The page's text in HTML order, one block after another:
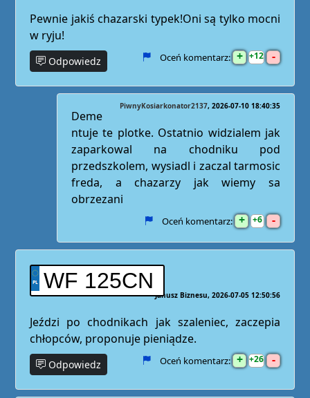
Pewnie jakiś chazarski typek!Oni są tylko mocni
w ryju!
Odpowiedz Oceń komentarz: + 12 -
PiwnyKosiarkonator2137 2026-07-10 18:40:35
Deme
ntuje te plotke. Ostatnio widzialem jak
zaparkowal na chodniku pod
przedszkolem, wysiadl i zaczal tarmosic
freda, a chazarzy jak wiemy sa
obrzezani
Oceń komentarz: + 6 -
WF 125CN
Janusz Biznesu 2026-07-05 12:50:56
Jeździ po chodnikach jak szaleniec, zaczepia
chłopców, proponuje pieniądze.
Odpowiedz Oceń komentarz: + 26 -